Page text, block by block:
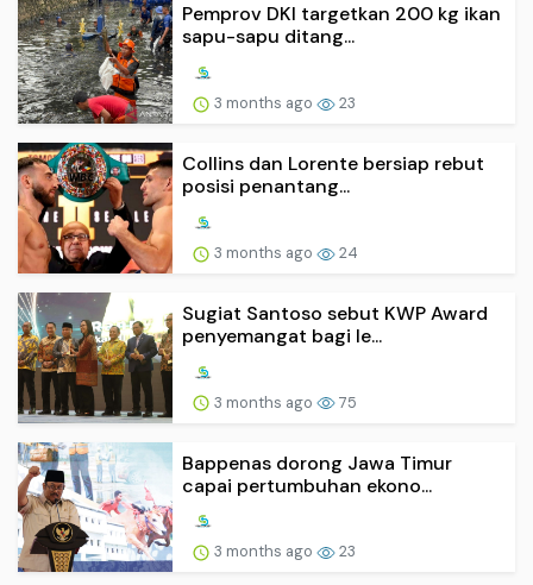
Pemprov DKI targetkan 200 kg ikan
sapu-sapu ditang...
3 months ago 23
Collins dan Lorente bersiap rebut
posisi penantang...
3 months ago 24
Sugiat Santoso sebut KWP Award
penyemangat bagi le...
3 months ago 75
Bappenas dorong Jawa Timur
capai pertumbuhan ekono...
3 months ago 23